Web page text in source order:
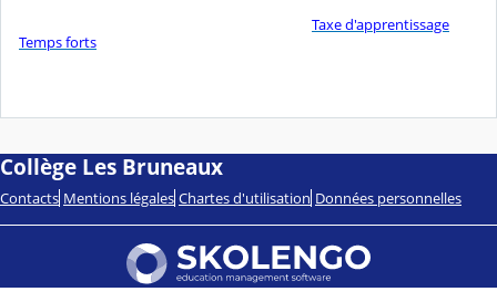
Taxe d'apprentissage
Temps forts
Collège Les Bruneaux
Contacts Mentions légales Chartes d'utilisation Données personnelles